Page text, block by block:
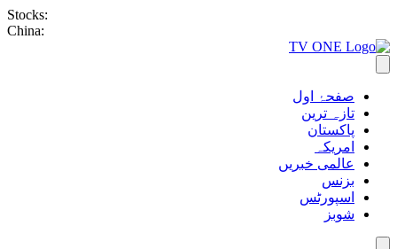
Stocks:
China:
صفحۂ اول
تازہ ترین
پاکستان
امریکہ
عالمی خبریں
بزنس
اسپورٹس
شوبز